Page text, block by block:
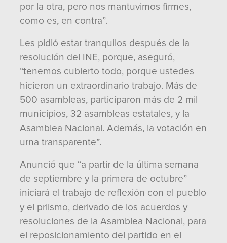
por la otra, pero nos mantuvimos firmes,
como es, en contra”.
Les pidió estar tranquilos después de la
resolución del INE, porque, aseguró,
“tenemos cubierto todo, porque ustedes
hicieron un extraordinario trabajo. Más de
500 asambleas, participaron más de 2 mil
municipios, 32 asambleas estatales, y la
Asamblea Nacional. Además, la votación en
urna transparente”.
Anunció que “a partir de la última semana
de septiembre y la primera de octubre”
iniciará el trabajo de reflexión con el pueblo
y el priismo, derivado de los acuerdos y
resoluciones de la Asamblea Nacional, para
el reposicionamiento del partido en el